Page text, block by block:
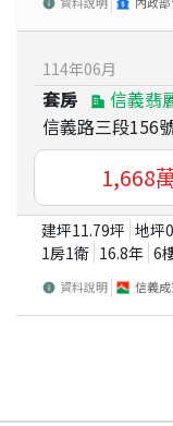
114年06月
套房
信義翡
信義路三段156
1,668
建坪11.79坪 地坪
1房1衛 16.8年 6
資料說明 信義